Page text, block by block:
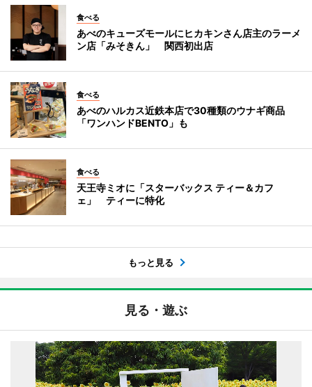
食べる
あべのキューズモールにヒカキンさん店主のラーメ
ン店「みそきん」 関西初出店
食べる
あべのハルカス近鉄本店で30種類のウナギ商品
「ワンハンドBENTO」も
食べる
天王寺ミオに「スターバックス ティー＆カフ
ェ」 ティーに特化
もっと見る
見る・遊ぶ